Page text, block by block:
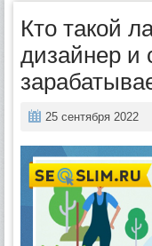
Кто такой
дизайнер и
25 сентября 2022